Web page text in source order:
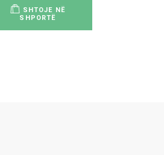
SHTOJE NË
SHPORTË